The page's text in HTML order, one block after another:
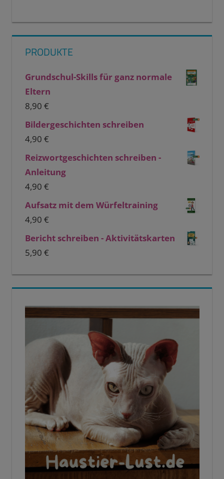
PRODUKTE
Grundschul-Skills für ganz normale
Eltern
8,90 €
Bildergeschichten schreiben
4,90 €
Reizwortgeschichten schreiben -
Anleitung
4,90 €
Aufsatz mit dem Würfeltraining
4,90 €
Bericht schreiben - Aktivitätskarten
5,90 €